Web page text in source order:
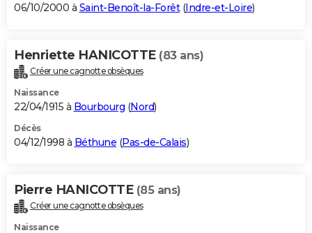
06/10/2000 à Saint-Benoît-la-Forêt(Indre-et-Loire)
Henriette HANICOTTE (83 ans)
Créer une cagnotte obsèques
Naissance
22/04/1915 à Bourbourg (Nord)
Décès
04/12/1998 à Béthune (Pas-de-Calais)
Pierre HANICOTTE (85 ans)
Créer une cagnotte obsèques
Naissance